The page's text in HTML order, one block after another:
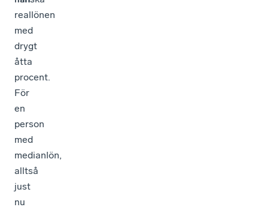
reallönen
med
drygt
åtta
procent.
För
en
person
med
medianlön,
alltså
just
nu